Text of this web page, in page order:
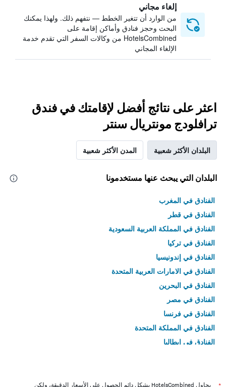
إلغاء مجاني
من الوارد أن تتغير الخطط — نتفهم ذلك. ولهذا يمكنك
البحث وحجز فنادق وأماكن إقامة على
HotelsCombined من وكالات السفر التي تقدم خدمة
الإلغاء المجاني
اعثر على نتائج أفضل لإقامتك في فندق
ترافلودج مونتريال سنتر
البلدان الأكثر شعبية المدن الأكثر شعبية
البلدان التي يبحث عنها مستخدمونا
الفنادق في المغرب
الفنادق في قطر
الفنادق في المملكة العربية السعودية
الفنادق في تركيا
الفنادق في إندونيسيا
الفنادق في الامارات العربية المتحدة
الفنادق في البحرين
الفنادق في مصر
الفنادق في فرنسا
الفنادق في المملكة المتحدة
الفنادق في إيطاليا
يحاول HotelsCombined بشكل دائم الحصول على الأسعار الدقيقة، ولكن